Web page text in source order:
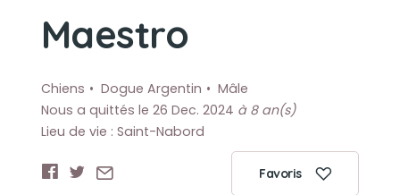
Maestro
Chiens Dogue Argentin
Mâle
Nous a quittés le 26 Dec. 2024 à 8 an(s)
Lieu de vie : Saint-Nabord
Favoris